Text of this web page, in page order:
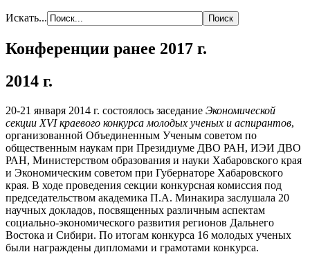
Искать...
Конференции ранее 2017 г.
2014 г.
20-21 января 2014 г. состоялось заседание Экономической
секции XVI краевого конкурса молодых ученых и аспирантов,
организованной Объединенным Ученым советом по
общественным наукам при Президиуме ДВО РАН, ИЭИ ДВО
РАН, Министерством образования и науки Хабаровского края
и Экономическим советом при Губернаторе Хабаровского
края. В ходе проведения секции конкурсная комиссия под
председательством академика П.А. Минакира заслушала 20
научных докладов, посвященных различным аспектам
социально-экономического развития регионов Дальнего
Востока и Сибири. По итогам конкурса 16 молодых ученых
были награждены дипломами и грамотами конкурса.